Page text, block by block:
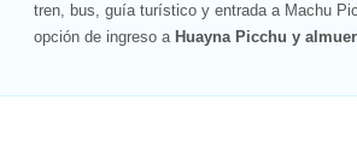
tren, bus, guía turístico y entrada a Machu
opción de ingreso a Huayna Picchu y